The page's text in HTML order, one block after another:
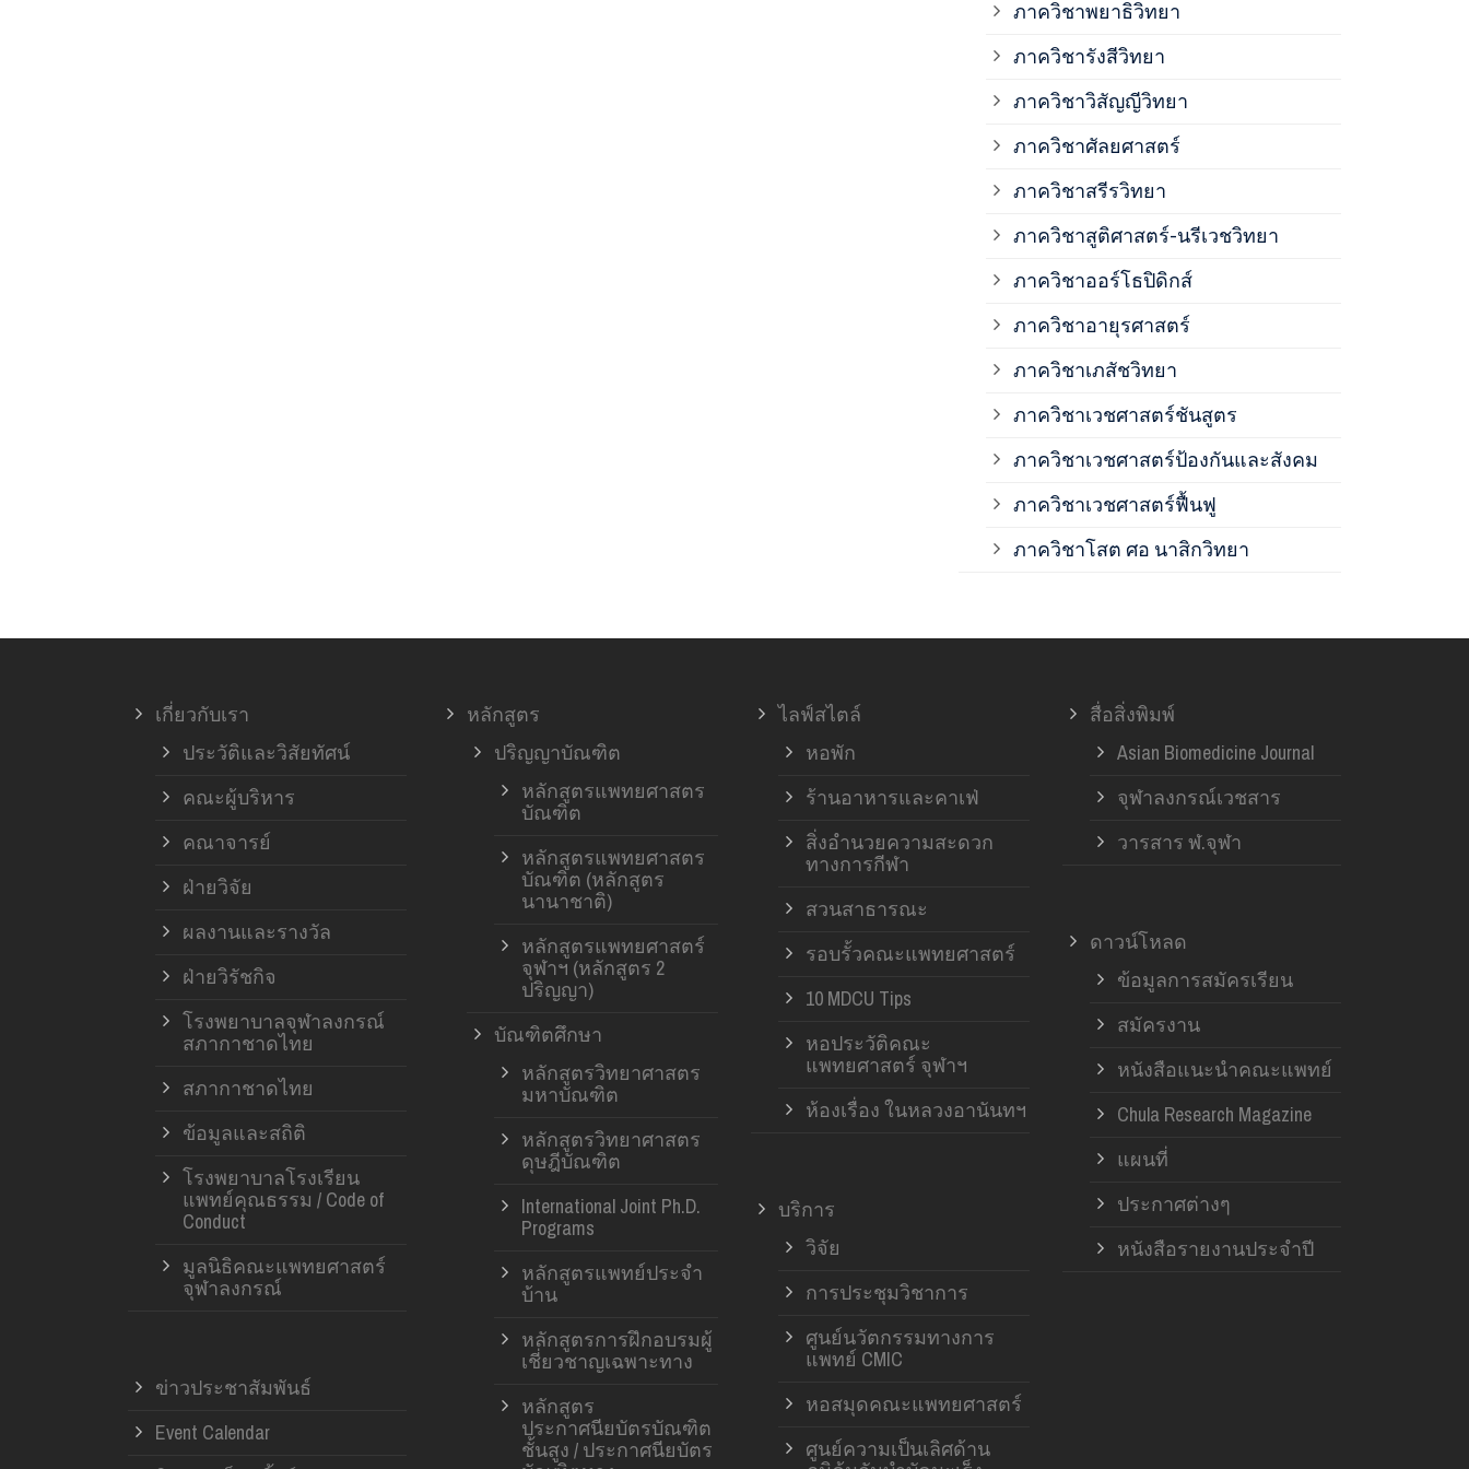
ภาควิชาพยาธิวิทยา
ภาควิชารังสีวิทยา
ภาควิชาวิสัญญีวิทยา
ภาควิชาศัลยศาสตร์
ภาควิชาสรีรวิทยา
ภาควิชาสูติศาสตร์-นรีเวชวิทยา
ภาควิชาออร์โธปิดิกส์
ภาควิชาอายุรศาสตร์
ภาควิชาเภสัชวิทยา
ภาควิชาเวชศาสตร์ชันสูตร
ภาควิชาเวชศาสตร์ป้องกันและสังคม
ภาควิชาเวชศาสตร์ฟื้นฟู
ภาควิชาโสต ศอ นาสิกวิทยา
เกี่ยวกับเรา
ประวัติและวิสัยทัศน์
คณะผู้บริหาร
คณาจารย์
ฝ่ายวิจัย
ผลงานและรางวัล
ฝ่ายวิรัชกิจ
โรงพยาบาลจุฬาลงกรณ์
สภากาชาดไทย
สภากาชาดไทย
ข้อมูลและสถิติ
โรงพยาบาลโรงเรียน
แพทย์คุณธรรม / Code of
Conduct
มูลนิธิคณะแพทยศาสตร์
จุฬาลงกรณ์
ข่าวประชาสัมพันธ์
Event Calendar
หลักสูตร
ปริญญาบัณฑิต
หลักสูตรแพทยศาสตร
บัณฑิต
หลักสูตรแพทยศาสตร
บัณฑิต (หลักสูตร
นานาชาติ)
หลักสูตรแพทยศาสตร์
จุฬาฯ (หลักสูตร 2
ปริญญา)
บัณฑิตศึกษา
หลักสูตรวิทยาศาสตร
มหาบัณฑิต
หลักสูตรวิทยาศาสตร
ดุษฎีบัณฑิต
International Joint Ph.D.
Programs
หลักสูตรแพทย์ประจำ
บ้าน
หลักสูตรการฝึกอบรมผู้
เชี่ยวชาญเฉพาะทาง
หลักสูตร
ประกาศนียบัตรบัณฑิต
ชั้นสูง / ประกาศนียบัตร
ไลฟ์สไตล์
หอพัก
ร้านอาหารและคาเฟ่
สิ่งอำนวยความสะดวก
ทางการกีฬา
สวนสาธารณะ
รอบรั้วคณะแพทยศาสตร์
10 MDCU Tips
หอประวัติคณะ
แพทยศาสตร์ จุฬาฯ
ห้องเรื่อง ในหลวงอานันทฯ
บริการ
วิจัย
การประชุมวิชาการ
ศูนย์นวัตกรรมทางการ
แพทย์ CMIC
หอสมุดคณะแพทยศาสตร์
ศูนย์ความเป็นเลิศด้าน
สื่อสิ่งพิมพ์
Asian Biomedicine Journal
จุฬาลงกรณ์เวชสาร
วารสาร ฬ.จุฬา
ดาวน์โหลด
ข้อมูลการสมัครเรียน
สมัครงาน
หนังสือแนะนำคณะแพทย์
Chula Research Magazine
แผนที่
ประกาศต่างๆ
หนังสือรายงานประจำปี